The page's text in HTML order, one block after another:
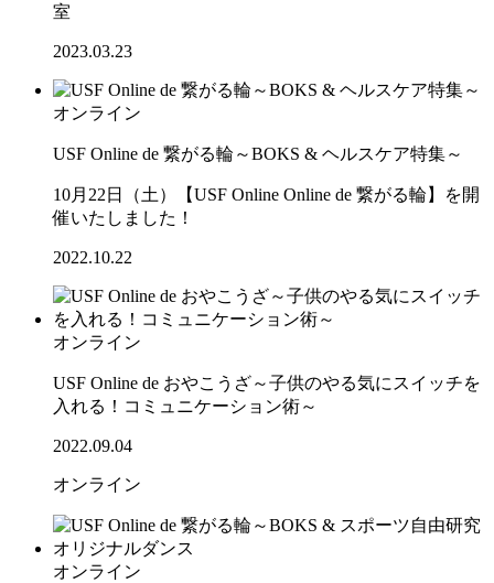
室
2023.03.23
オンライン
USF Online de 繋がる輪～BOKS & ヘルスケア特集～
10月22日（土）【USF Online Online de 繋がる輪】を開
催いたしました！
2022.10.22
オンライン
USF Online de おやこうざ～子供のやる気にスイッチを
入れる！コミュニケーション術～
2022.09.04
オンライン
オンライン